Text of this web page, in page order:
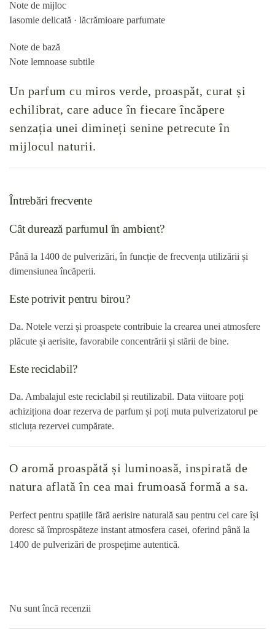
Note de mijloc
Iasomie delicată · lăcrămioare parfumate
Note de bază
Note lemnoase subtile
Un parfum cu miros verde, proaspăt, curat și
echilibrat, care aduce în fiecare încăpere
senzația unei dimineți senine petrecute în
mijlocul naturii.
Întrebări frecvente
Cât durează parfumul în ambient?
Până la 1400 de pulverizări, în funcție de frecvența utilizării și
dimensiunea încăperii.
Este potrivit pentru birou?
Da. Notele verzi și proaspete contribuie la crearea unei atmosfere
plăcute și aerisite, favorabile concentrării și stării de bine.
Este reciclabil?
Da. Ambalajul este reciclabil și reutilizabil. Data viitoare poți
achiziționa doar rezerva de parfum și poți muta pulverizatorul pe
sticluța rezervei cumpărate.
O aromă proaspătă și luminoasă, inspirată de
natura aflată în cea mai frumoasă formă a sa.
Perfect pentru spațiile fără aerisire naturală sau pentru cei care își
doresc să împrospăteze instant atmosfera casei, oferind până la
1400 de pulverizări de prospețime autentică.
Nu sunt încă recenzii